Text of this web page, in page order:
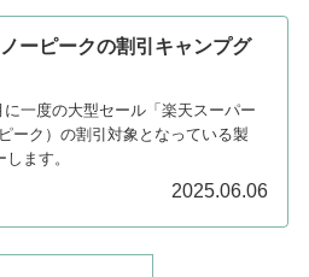
ーピークの割引キャンプグ
一度の大型セール「楽天スーパー
ーク）の割引対象となっている製
ます。
2025.06.06